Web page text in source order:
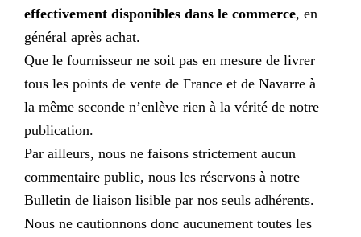
effectivement disponibles dans le commerce, en
général après achat.
Que le fournisseur ne soit pas en mesure de livrer
tous les points de vente de France et de Navarre à
la même seconde n’enlève rien à la vérité de notre
publication.
Par ailleurs, nous ne faisons strictement aucun
commentaire public, nous les réservons à notre
Bulletin de liaison lisible par nos seuls adhérents.
Nous ne cautionnons donc aucunement toutes les